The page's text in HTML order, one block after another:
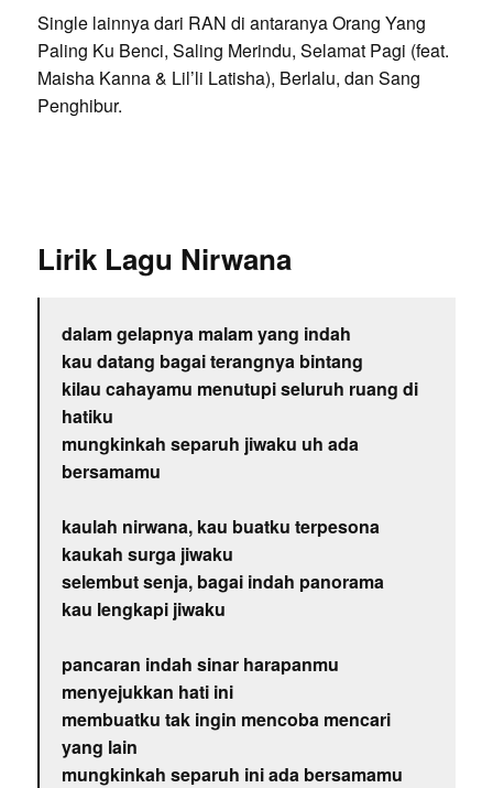
Single lainnya dari RAN di antaranya Orang Yang
Paling Ku Benci, Saling Merindu, Selamat Pagi (feat.
Maisha Kanna & Lil’li Latisha), Berlalu, dan Sang
Penghibur.
Lirik Lagu Nirwana
dalam gelapnya malam yang indah
kau datang bagai terangnya bintang
kilau cahayamu menutupi seluruh ruang di
hatiku
mungkinkah separuh jiwaku uh ada
bersamamu
kaulah nirwana, kau buatku terpesona
kaukah surga jiwaku
selembut senja, bagai indah panorama
kau lengkapi jiwaku
pancaran indah sinar harapanmu
menyejukkan hati ini
membuatku tak ingin mencoba mencari
yang lain
mungkinkah separuh ini ada bersamamu